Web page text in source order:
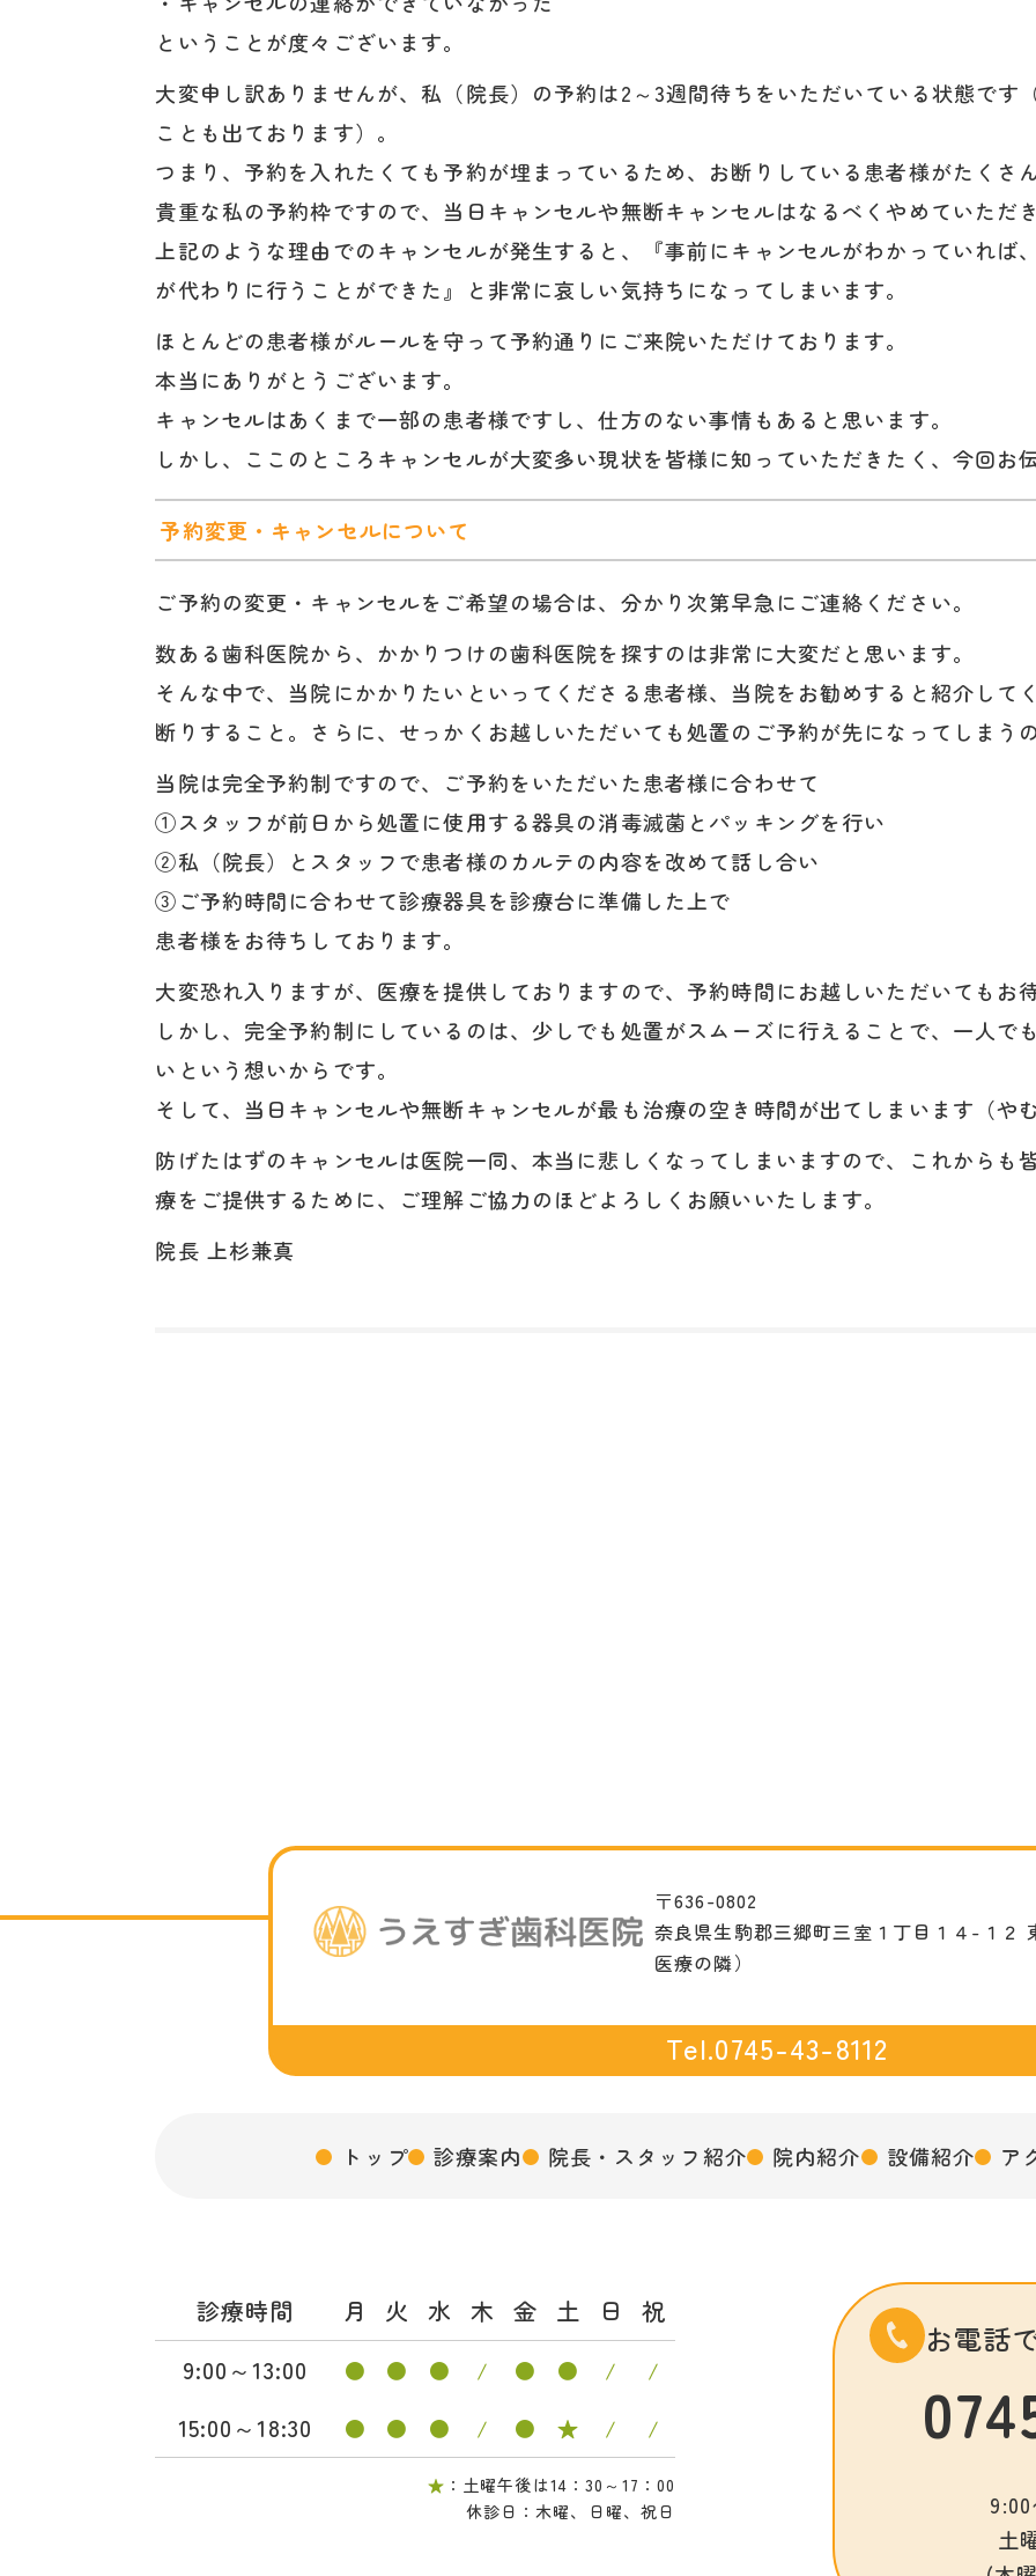
ということが度々ございます。
大変申し訳ありませんが、私（院長）の予約は2～3週間待ちをいただいている状態です
ことも出ております）。
つまり、予約を入れたくても予約が埋まっているため、お断りしている患者様がたくさ
貴重な私の予約枠ですので、当日キャンセルや無断キャンセルはなるべくやめていただ
上記のような理由でのキャンセルが発生すると、『事前にキャンセルがわかっていれば
が代わりに行うことができた』と非常に哀しい気持ちになってしまいます。
ほとんどの患者様がルールを守って予約通りにご来院いただけております。
本当にありがとうございます。
キャンセルはあくまで一部の患者様ですし、仕方のない事情もあると思います。
しかし、ここのところキャンセルが大変多い現状を皆様に知っていただきたく、今回お
予約変更・キャンセルについて
ご予約の変更・キャンセルをご希望の場合は、分かり次第早急にご連絡ください。
数ある歯科医院から、かかりつけの歯科医院を探すのは非常に大変だと思います。
そんな中で、当院にかかりたいといってくださる患者様、当院をお勧めすると紹介して
断りすること。さらに、せっかくお越しいただいても処置のご予約が先になってしまう
当院は完全予約制ですので、ご予約をいただいた患者様に合わせて
①スタッフが前日から処置に使用する器具の消毒滅菌とパッキングを行い
②私（院長）とスタッフで患者様のカルテの内容を改めて話し合い
③ご予約時間に合わせて診療器具を診療台に準備した上で
患者様をお待ちしております。
大変恐れ入りますが、医療を提供しておりますので、予約時間にお越しいただいてもお
しかし、完全予約制にしているのは、少しでも処置がスムーズに行えることで、一人で
いという想いからです。
そして、当日キャンセルや無断キャンセルが最も治療の空き時間が出てしまいます（や
防げたはずのキャンセルは医院一同、本当に悲しくなってしまいますので、これからも
療をご提供するために、ご理解ご協力のほどよろしくお願いいたします。
院長 上杉兼真
〒636-0802
奈良県生駒郡三郷町三室１丁目１４-１２
医療の隣）
Tel.0745-43-8112
トップ 診療案内 院長・スタッフ紹介 院内紹介 設備紹介 ア
診療時間 月 火 水 木 金 土 日
祝
9:00～13:00
● ● ● / ● ● / /
15:00～18:30 ● ● ● / ● ★ / /
★ ：土曜午後は14：30～17：00
休診日：木曜、日曜、祝日
お電話
土